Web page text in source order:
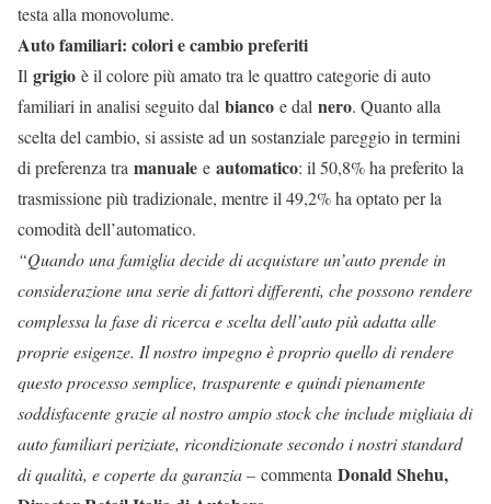
testa alla monovolume.
Auto familiari: colori e cambio preferiti
Il grigio è il colore più amato tra le quattro categorie di auto
familiari in analisi seguito dal bianco e dal nero. Quanto alla
scelta del cambio, si assiste ad un sostanziale pareggio in termini
di preferenza tra manuale e automatico: il 50,8% ha preferito la
trasmissione più tradizionale, mentre il 49,2% ha optato per la
comodità dell’automatico.
“Quando una famiglia decide di acquistare un’auto prende in
considerazione una serie di fattori differenti, che possono rendere
complessa la fase di ricerca e scelta dell’auto più adatta alle
proprie esigenze. Il nostro impegno è proprio quello di rendere
questo processo semplice, trasparente e quindi pienamente
soddisfacente grazie al nostro ampio stock che include migliaia di
auto familiari periziate, ricondizionate secondo i nostri standard
di qualità, e coperte da garanzia – commenta Donald Shehu,